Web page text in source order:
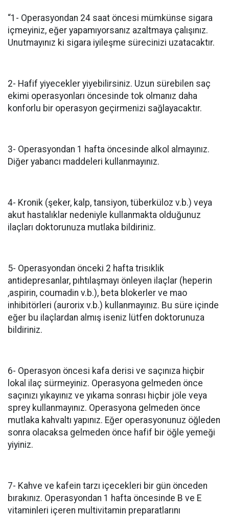
“1- Operasyondan 24 saat öncesi mümkünse sigara
içmeyiniz, eğer yapamıyorsanız azaltmaya çalışınız.
Unutmayınız ki sigara iyileşme sürecinizi uzatacaktır.
2- Hafif yiyecekler yiyebilirsiniz. Uzun sürebilen saç
ekimi operasyonları öncesinde tok olmanız daha
konforlu bir operasyon geçirmenizi sağlayacaktır.
3- Operasyondan 1 hafta öncesinde alkol almayınız.
Diğer yabancı maddeleri kullanmayınız.
4- Kronik (şeker, kalp, tansiyon, tüberküloz v.b.) veya
akut hastalıklar nedeniyle kullanmakta olduğunuz
ilaçları doktorunuza mutlaka bildiriniz.
5- Operasyondan önceki 2 hafta trisıklik
antidepresanlar, pıhtılaşmayı önleyen ilaçlar (heperin
,aspirin, coumadin v.b.), beta blokerler ve mao
inhibitörleri (aurorix v.b.) kullanmayınız. Bu süre içinde
eğer bu ilaçlardan almış iseniz lütfen doktorunuza
bildiriniz.
6- Operasyon öncesi kafa derisi ve saçınıza hiçbir
lokal ilaç sürmeyiniz. Operasyona gelmeden önce
saçınızı yıkayınız ve yıkama sonrası hiçbir jöle veya
sprey kullanmayınız. Operasyona gelmeden önce
mutlaka kahvaltı yapınız. Eğer operasyonunuz öğleden
sonra olacaksa gelmeden önce hafif bir öğle yemeği
yiyiniz.
7- Kahve ve kafein tarzı içecekleri bir gün önceden
bırakınız. Operasyondan 1 hafta öncesinde B ve E
vitaminleri içeren multivitamin preparatlarını